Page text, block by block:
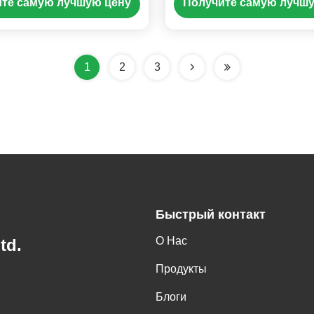
устройством
самую лучшую цену
и 150V-250V
Получите самую
1 2 3
Быстрый контакт
О Нас
Продукты
Блоги